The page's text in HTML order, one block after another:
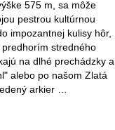
575 m, sa môže
pestrou kultúrnou
impozantnej kulisy hôr,
stredného
na dlhé prechádzky a
alebo po našom Zlatá
arkier …